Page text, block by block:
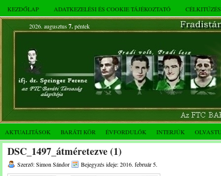
KEZDŐLAP ADATKEZELÉSI ÉS COOKIE TÁJÉKOZTATÓ
2026. augusztus 7.péntek
AKTUALITÁSOK BARÁTI KÖR ÉVFORDULÓK INTERJÚK
DSC_1497_átméretezve (1)
Szerző: Simon Sándor Bejegyzés ideje: 2016. február 5.